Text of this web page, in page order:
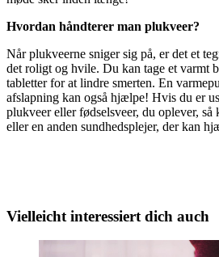
Hvordan håndterer man plukveer?
Når plukveerne sniger sig på, er det et
det roligt og hvile. Du kan tage et varmt
tabletter for at lindre smerten. En
afslapning kan også hjælpe! Hvis du er
plukveer eller fødselsveer, du oplever,
eller en anden sundhedsplejer, der kan
Vielleicht interessiert dich auch